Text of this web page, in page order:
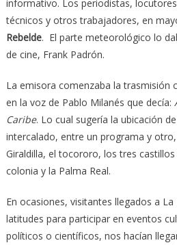
informativo. Los periodistas,
técnicos y otros trabajadores, en
Rebelde. El parte meteorológico lo
de cine, Frank Padrón.
La emisora comenzaba la trasmisión
en la voz de Pablo Milanés que decía:
Caribe. Lo cual sugería la ubicación de
intercalado, entre un programa y
Giraldilla, el tocororo, los tres
colonia y la Palma Real.
En ocasiones, visitantes llegados a
latitudes para participar en eventos
políticos o científicos, nos hacían